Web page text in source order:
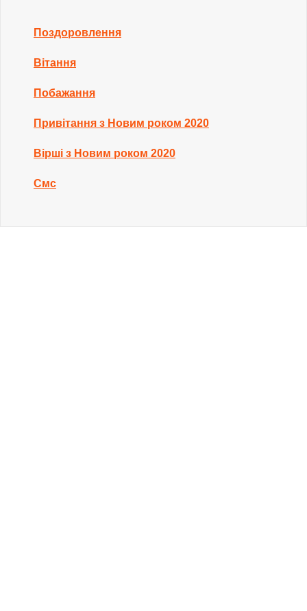
Поздоровлення
Вітання
Побажання
Привітання з Новим роком 2020
Вірші з Новим роком 2020
Смс